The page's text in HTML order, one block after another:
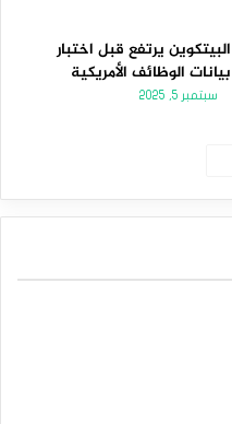
البيتكوين يرتفع قبل اختبار
بيانات الوظائف الأمريكية
سبتمبر 5, 2025